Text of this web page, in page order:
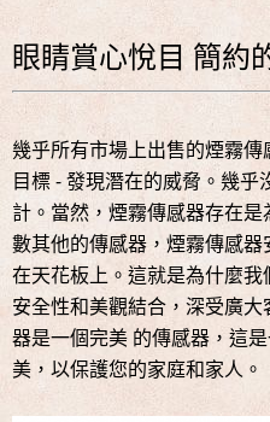
眼睛賞心悅目 簡約
幾乎所有市場上出售的煙霧
目標 - 發現潛在的威脅。幾
計。當然，煙霧傳感器存在
數其他的傳感器，煙霧傳感
在天花板上。這就是為什麼
安全性和美觀結合，深受廣
器是一個完美 的傳感器，這
美，以保護您的家庭和家人。